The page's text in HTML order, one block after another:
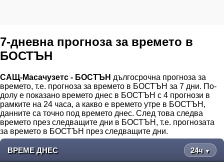
7-дневна прогноза за времето в
БОСТЪН
САЩ-Масачузетс - БОСТЪН дългосрочна прогноза за
времето, т.е. прогноза за времето в БОСТЪН за 7 дни. По-
долу е показано времето днес в БОСТЪН с 4 прогнози в
рамките на 24 часа, а какво е времето утре в БОСТЪН,
данните са точно под времето днес. След това следва
времето през следващите дни в БОСТЪН, т.е. прогнозата
за времето в БОСТЪН през следващите дни.
ВРЕМЕ ДНЕС 24ч ▼